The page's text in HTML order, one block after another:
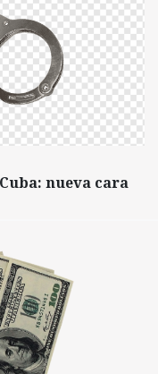
nueva cara